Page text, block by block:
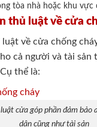
tòa nhà hoặc khu vực
thủ luật về cửa
về cửa chống
cả người và tài
thể là:
cửa góp phần đảm bảo
dân cũng như tài sản